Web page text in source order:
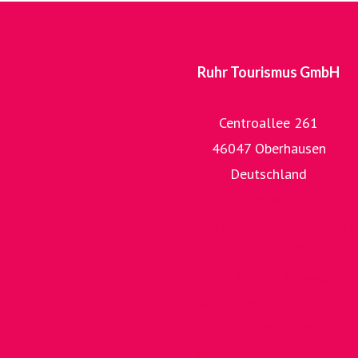
Ruhr Tourismus GmbH
Centroallee 261
46047 Oberhausen
Deutschland